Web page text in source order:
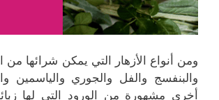
ومن أنواع الأزهار التي يمكن شرائها من
والبنفسج والفل والجوري والياسمين
أخرى مشهورة من الورود التي لها